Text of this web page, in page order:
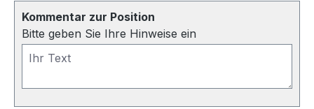
Kommentar zur Position
Bitte geben Sie Ihre Hinweise ein